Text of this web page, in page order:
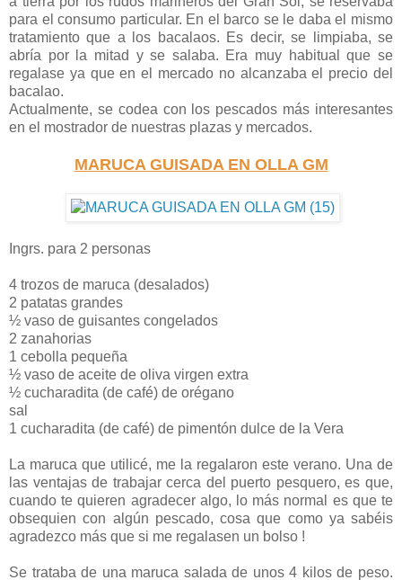
para el consumo particular. En el barco se le daba el mismo
tratamiento que a los bacalaos. Es decir, se limpiaba, se
abría por la mitad y se salaba. Era muy habitual que se
regalase ya que en el mercado no alcanzaba el precio del
bacalao.
Actualmente, se codea con los pescados más interesantes
en el mostrador de nuestras plazas y mercados.
MARUCA GUISADA EN OLLA GM
Ingrs. para 2 personas
4 trozos de maruca (desalados)
2 patatas grandes
½ vaso de guisantes congelados
2 zanahorias
1 cebolla pequeña
½ vaso de aceite de oliva virgen extra
½ cucharadita (de café) de orégano
sal
1 cucharadita (de café) de pimentón dulce de la Vera
La maruca que utilicé, me la regalaron este verano. Una de
las ventajas de trabajar cerca del puerto pesquero, es que,
cuando te quieren agradecer algo, lo más normal es que te
obsequien con algún pescado, cosa que como ya sabéis
agradezco más que si me regalasen un bolso !
Se trataba de una maruca salada de unos 4 kilos de peso.